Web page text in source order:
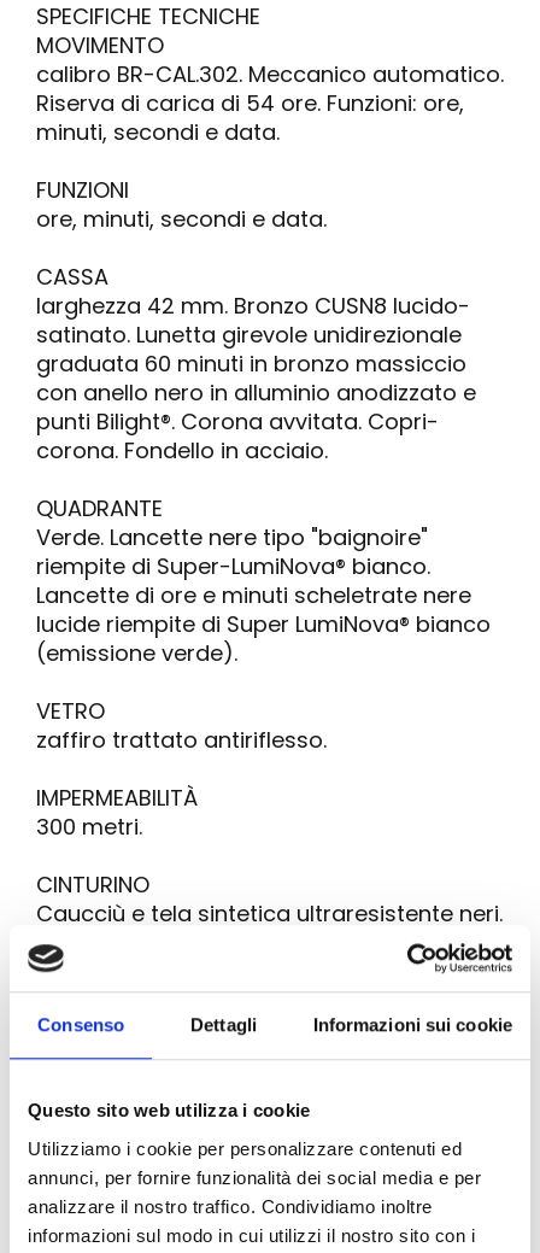
Consenso Dettagli Informazioni sui cookie
Questo sito web utilizza i cookie
Utilizziamo i cookie per personalizzare contenuti ed
annunci, per fornire funzionalità dei social media e per
analizzare il nostro traffico. Condividiamo inoltre
informazioni sul modo in cui utilizzi il nostro sito con i
SPECIFICHE TECNICHE
MOVIMENTO
calibro BR-CAL.302. Meccanico automatico.
Riserva di carica di 54 ore. Funzioni: ore,
minuti, secondi e data.
FUNZIONI
ore, minuti, secondi e data.
CASSA
larghezza 42 mm. Bronzo CUSN8 lucido-
satinato. Lunetta girevole unidirezionale
graduata 60 minuti in bronzo massiccio
con anello nero in alluminio anodizzato e
punti Bilight®. Corona avvitata. Copri-
corona. Fondello in acciaio.
QUADRANTE
Verde. Lancette nere tipo "baignoire"
riempite di Super-LumiNova® bianco.
Lancette di ore e minuti scheletrate nere
lucide riempite di Super LumiNova® bianco
(emissione verde).
VETRO
zaffiro trattato antiriflesso.
IMPERMEABILITÀ
300 metri.
CINTURINO
Caucciù e tela sintetica ultraresistente neri.
FIBBIA
ardillón. Bronce pulido y satinado.
designer Bruno Belamich e dell'imprenditore
Carlos Rosillo, con l'obiettivo di creare
autentici strumenti professionali ispirati al
mondo dell'aviazione e progettati secondo il
principio "la forma segue la funzione".